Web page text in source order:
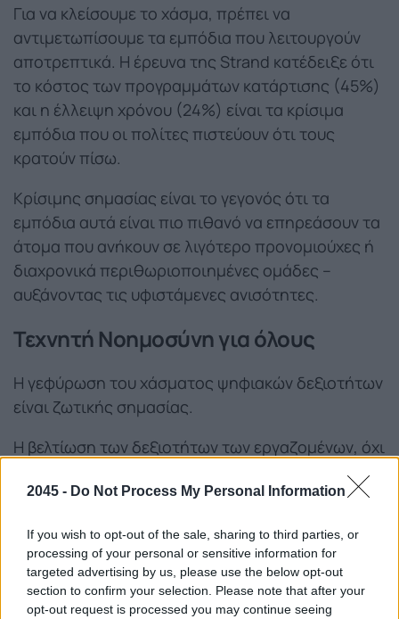
2045 - Do Not Process My Personal Information
If you wish to opt-out of the sale, sharing to third parties, or
processing of your personal or sensitive information for
targeted advertising by us, please use the below opt-out
section to confirm your selection. Please note that after your
opt-out request is processed you may continue seeing
Για να κλείσουμε το χάσμα, πρέπει να
αντιμετωπίσουμε τα εμπόδια που λειτουργούν
αποτρεπτικά. Η έρευνα της Strand κατέδειξε ότι
το κόστος των προγραμμάτων κατάρτισης (45%)
και η έλλειψη χρόνου (24%) είναι τα κρίσιμα
εμπόδια που οι πολίτες πιστεύουν ότι τους
κρατούν πίσω.
Κρίσιμης σημασίας είναι το γεγονός ότι τα
εμπόδια αυτά είναι πιο πιθανό να επηρεάσουν τα
άτομα που ανήκουν σε λιγότερο προνομιούχες ή
διαχρονικά περιθωριοποιημένες ομάδες –
αυξάνοντας τις υφιστάμενες ανισότητες.
Τεχνητή Νοημοσύνη για όλους
Η γεφύρωση του χάσματος ψηφιακών δεξιοτήτων
είναι ζωτικής σημασίας.
Η βελτίωση των δεξιοτήτων των εργαζομένων, όχι
ευρύτερα, μέσω προγραμμάτων κατάρτισης και
Ευρώπη τη δυνατότητα να ξεκλειδώσει την
ψηφιακή της δυναμική.
Η ΕΕ έχει αναπτύξει μια σειρά πρωτοβουλιών για